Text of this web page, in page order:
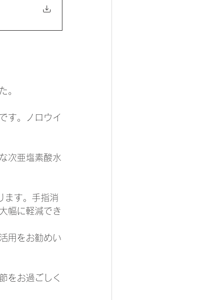
。
す。ノロウイ
次亜塩素酸水
ます。手指消
幅に軽減でき
用をお勧めい
をお過ごしく